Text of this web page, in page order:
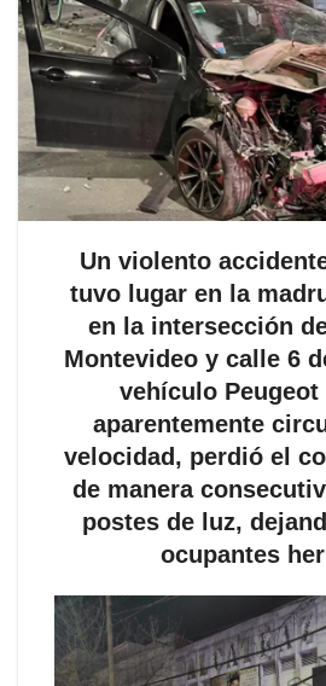
Un violento
tuvo lugar en la
en la intersección
Montevideo y calle 6
vehículo Peugeot
aparentemente
velocidad, perdió el
de manera
postes de luz,
ocupantes